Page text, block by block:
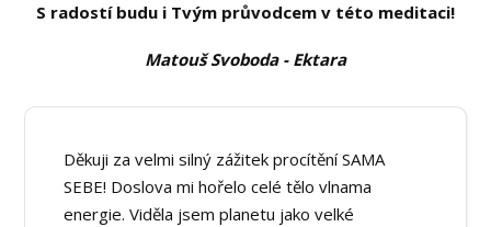
S radostí budu i Tvým průvodcem v této meditaci!
Matouš Svoboda - Ektara
Děkuji za velmi silný zážitek procítění SAMA
SEBE! Doslova mi hořelo celé tělo vlnama
energie. Viděla jsem planetu jako velké